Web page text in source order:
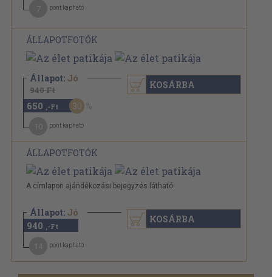
pont kapható
ÁLLAPOTFOTÓK
Állapot: Jó
940 Ft
650 ,-Ft 30
pont kapható
KOSÁRBA
ÁLLAPOTFOTÓK
A címlapon ajándékozási bejegyzés látható.
Állapot: Jó
940 ,-Ft
pont kapható
KOSÁRBA